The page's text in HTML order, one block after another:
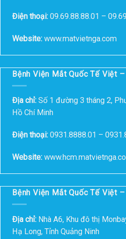
Điện thoại: 09.69.88.88.01 –
Website: www.matvietnga.com
Bệnh Viện Mắt Quốc Tế Việt
Địa chỉ: Số 1 đường 3 tháng 2,
Hồ Chí Minh
Điện thoại: 0931.8888.01 –
Website:
Bệnh Viện Mắt Quốc Tế Việt
Địa chỉ: Nhà A6, Khu đô thị
Hạ Long, Tỉnh Quảng Ninh